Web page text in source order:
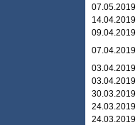
07.05.2019
14.04.2019
09.04.2019
07.04.2019
03.04.2019
03.04.2019
30.03.2019
24.03.2019
24.03.2019